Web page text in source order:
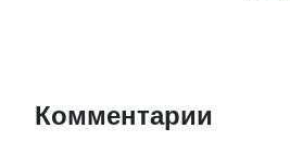
Комментарии